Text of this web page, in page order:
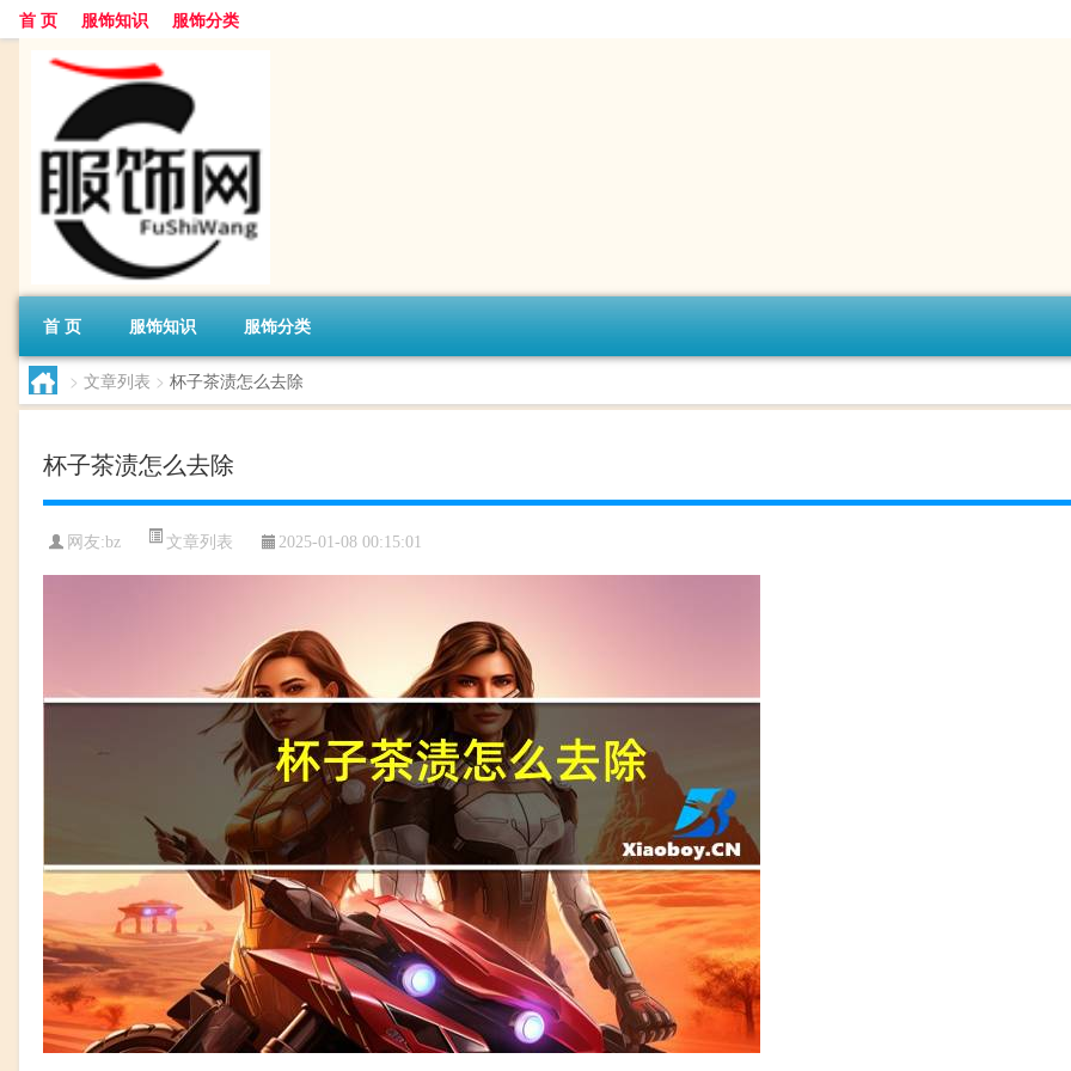
首 页 服饰知识 服饰分类
首 页 服饰知识 服饰分类
> 文章列表 > 杯子茶渍怎么去除
杯子茶渍怎么去除
网友:bz 文章列表 2025-01-08 00:15:01